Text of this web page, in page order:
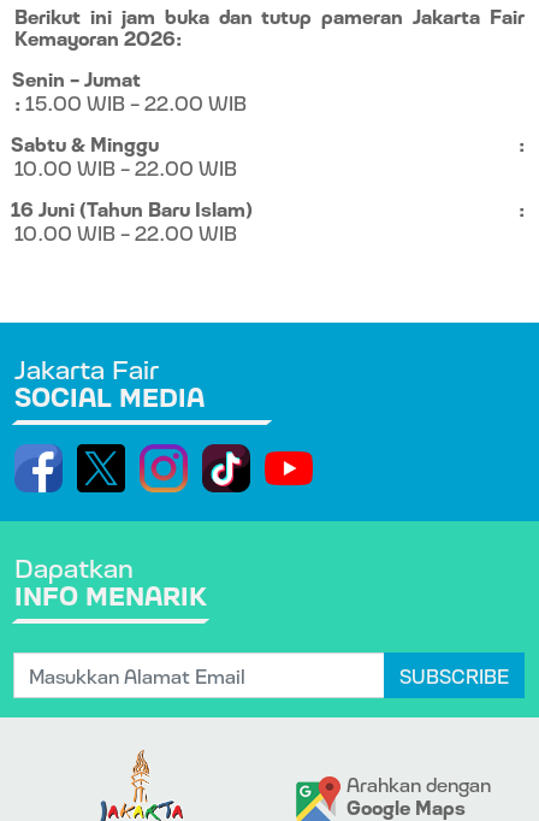
Berikut ini jam buka dan tutup pameran Jakarta Fair
Kemayoran 2026:
Senin – Jumat
: 15.00 WIB – 22.00 WIB
Sabtu & Minggu
:
10.00 WIB – 22.00 WIB
16 Juni (Tahun Baru Islam)
:
10.00 WIB – 22.00 WIB
Jakarta Fair
SOCIAL MEDIA
Dapatkan
INFO MENARIK
SUBSCRIBE
Arahkan dengan
Google Maps